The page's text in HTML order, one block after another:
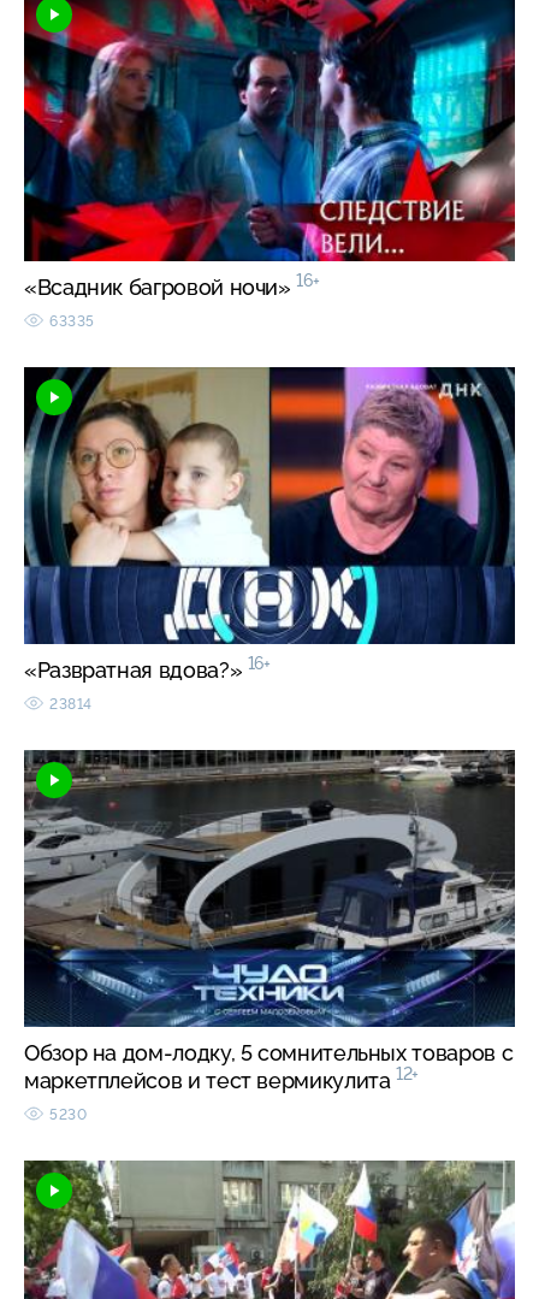
«Всадник багровой ночи» 16+
63335
«Развратная вдова?» 16+
23814
Обзор на дом-лодку, 5 сомнительных товаров с
маркетплейсов и тест вермикулита 12+
5230